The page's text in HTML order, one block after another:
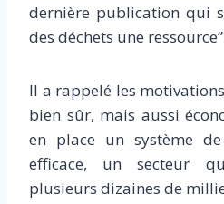
dernière publication qui
des déchets une
Il a rappelé les
bien sûr, mais aussi
en place un système
efficace, un secteur
plusieurs dizaines de